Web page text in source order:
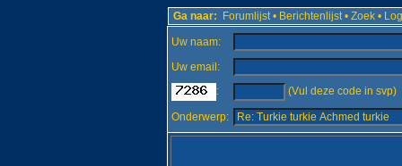
Ga naar: Forumlijst • Berichtenlijst • Zoek •
Uw naam:
Uw email:
:
(Vul deze code in svp)
Onderwerp: